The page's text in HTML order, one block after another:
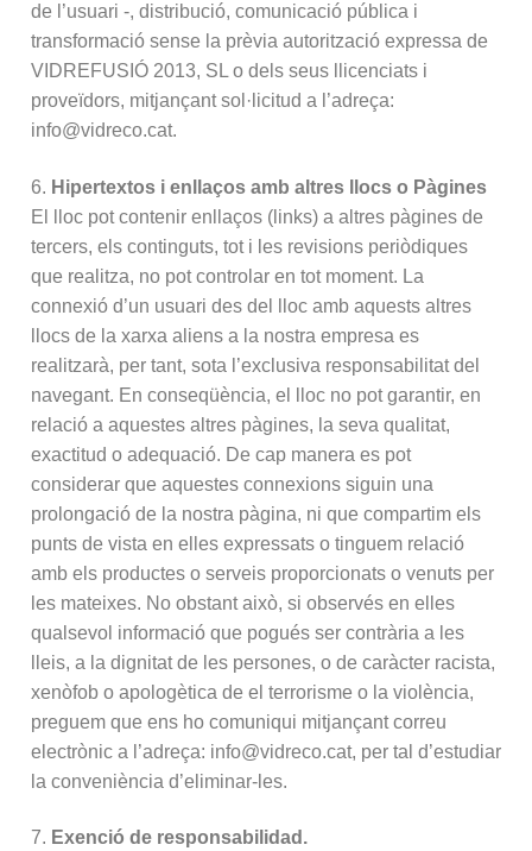
de l’usuari -, distribució, comunicació pública i
transformació sense la prèvia autorització expressa de
VIDREFUSIÓ 2013, SL o dels seus llicenciats i
proveïdors, mitjançant sol·licitud a l’adreça:
info@vidreco.cat.
6. Hipertextos i enllaços amb altres llocs o Pàgines
El lloc pot contenir enllaços (links) a altres pàgines de
tercers, els continguts, tot i les revisions periòdiques
que realitza, no pot controlar en tot moment. La
connexió d’un usuari des del lloc amb aquests altres
llocs de la xarxa aliens a la nostra empresa es
realitzarà, per tant, sota l’exclusiva responsabilitat del
navegant. En conseqüència, el lloc no pot garantir, en
relació a aquestes altres pàgines, la seva qualitat,
exactitud o adequació. De cap manera es pot
considerar que aquestes connexions siguin una
prolongació de la nostra pàgina, ni que compartim els
punts de vista en elles expressats o tinguem relació
amb els productes o serveis proporcionats o venuts per
les mateixes. No obstant això, si observés en elles
qualsevol informació que pogués ser contrària a les
lleis, a la dignitat de les persones, o de caràcter racista,
xenòfob o apologètica de el terrorisme o la violència,
preguem que ens ho comuniqui mitjançant correu
electrònic a l’adreça: info@vidreco.cat, per tal d’estudiar
la conveniència d’eliminar-les.
7. Exenció de responsabilidad.